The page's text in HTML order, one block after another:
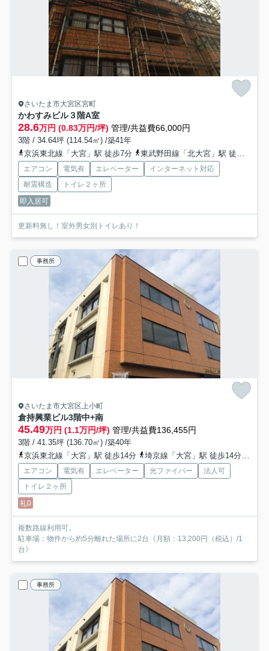
さいたま市大宮区宮町
かわすみビル３階A室
28.6万円 (0.83万円/坪) 管理/共益費66,000円
3階 / 34.64坪 (114.54㎡) /築41年
京浜東北線「大宮」駅 徒歩7分
東武野田線「北大宮」駅 徒歩7分
エアコン 電気有 エレベーター
インターネット対応
耐震構造
トイレ２ヶ所
即入居可
更新料無し！室外男女別トイレあり！
事務所
さいたま市大宮区上小町
倉持興業ビル3階中+南
45.49万円 (1.1万円/坪) 管理/共益費136,455円
3階 / 41.35坪 (136.70㎡) /築40年
京浜東北線「大宮」駅 徒歩14分
埼京線「大宮」駅 徒歩14分
エアコン 電気有 エレベーター 光ファイバー
法人可
トイレ２ヶ所
礼0
複数路線利用可。
駐車場：物件から約5分離れた場所に2台《月額：13,200円（税込）/1
台》
事務所